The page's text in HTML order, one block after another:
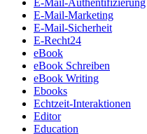
E-Mail-Authentifizierung
E-Mail-Marketing
E-Mail-Sicherheit
E-Recht24
eBook
eBook Schreiben
eBook Writing
Ebooks
Echtzeit-Interaktionen
Editor
Education